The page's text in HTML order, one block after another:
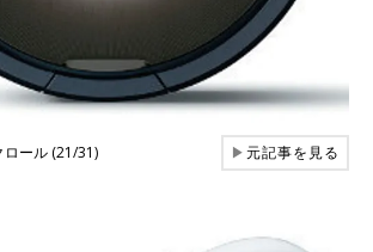
ロール (21/31) ▶元記事を見る